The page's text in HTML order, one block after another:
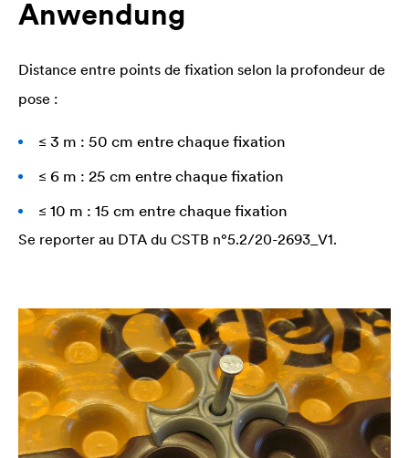
Anwendung
Distance entre points de fixation selon la profondeur de
pose :
≤ 3 m : 50 cm entre chaque fixation
≤ 6 m : 25 cm entre chaque fixation
≤ 10 m : 15 cm entre chaque fixation
Se reporter au DTA du CSTB n°5.2/20-2693_V1.